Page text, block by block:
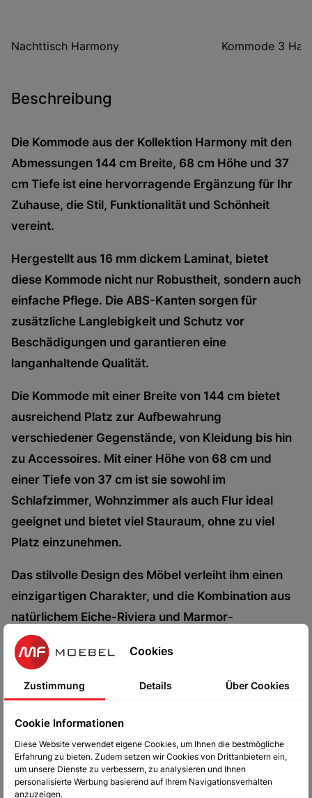
Nachttisch Harmony Kommode 3
Beschreibung
Die Kommode aus der Kollektion Harmony mit den
Abmessungen 144 cm Breite, 68 cm Höhe und 37
cm Tiefe ist eine hervorragende Ergänzung für Ihr
Zuhause, die Stil, Funktionalität und Schönheit
vereint.
Hergestellt aus 16 mm dickem Laminat, bietet
diese Kommode nicht nur Robustheit, sondern auch
einfache Pflege. Die ABS-Kanten sorgen für
zusätzliche Langlebigkeit und Schutz vor
Beschädigungen und garantieren eine
langanhaltende Qualität.
Die Kommode mit einer Breite von 144 cm bietet
ausreichend Platz zur Aufbewahrung
verschiedener Gegenstände, von Kleidung bis hin
zu Accessoires. Mit einer Höhe von 68 cm und
einer Tiefe von 37 cm ist sie sowohl im
Schlafzimmer, Wohnzimmer als auch Flur ideal
geeignet und bietet viel Stauraum, ohne zu viel
Platz einzunehmen.
Das stilvolle Design des Möbel verleiht ihm einen
einzigartigen Charakter, und die Kombination aus
natürlichem Eiche-Riviera und Marmor-
Bianco verleiht ihm Eleganz und Gemütlichkeit.
Diese Kommode wird sowohl zu einem praktischen
Aufbewahrungsort als auch zu einem dekorativen
Designelement in Ihrem Raum.
sodass sie schnell und mühelos zusammengebaut
werden kann. Darüber hinaus sorgen die stabilen
Cookies
Zustimmung Details Über Cookies
Cookie Informationen
Diese Website verwendet eigene Cookies, um Ihnen die bestmögliche
Erfahrung zu bieten. Zudem setzen wir Cookies von Drittanbietern ein,
um unsere Dienste zu verbessern, zu analysieren und Ihnen
personalisierte Werbung basierend auf Ihrem Navigationsverhalten
anzuzeigen.